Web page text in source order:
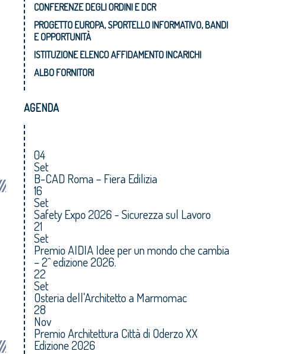
CONFERENZE DEGLI ORDINI E DCR
PROGETTO EUROPA, SPORTELLO INFORMATIVO, BANDI
E OPPORTUNITÀ
ISTITUZIONE ELENCO AFFIDAMENTO INCARICHI
ALBO FORNITORI
AGENDA
04
Set
B-CAD Roma – Fiera Edilizia
16
Set
Safety Expo 2026 - Sicurezza sul Lavoro
21
Set
Premio AIDIA Idee per un mondo che cambia
– 2^ edizione 2026.
22
Set
Osteria dell'Architetto a Marmomac
28
Nov
Premio Architettura Città di Oderzo XX
Edizione 2026